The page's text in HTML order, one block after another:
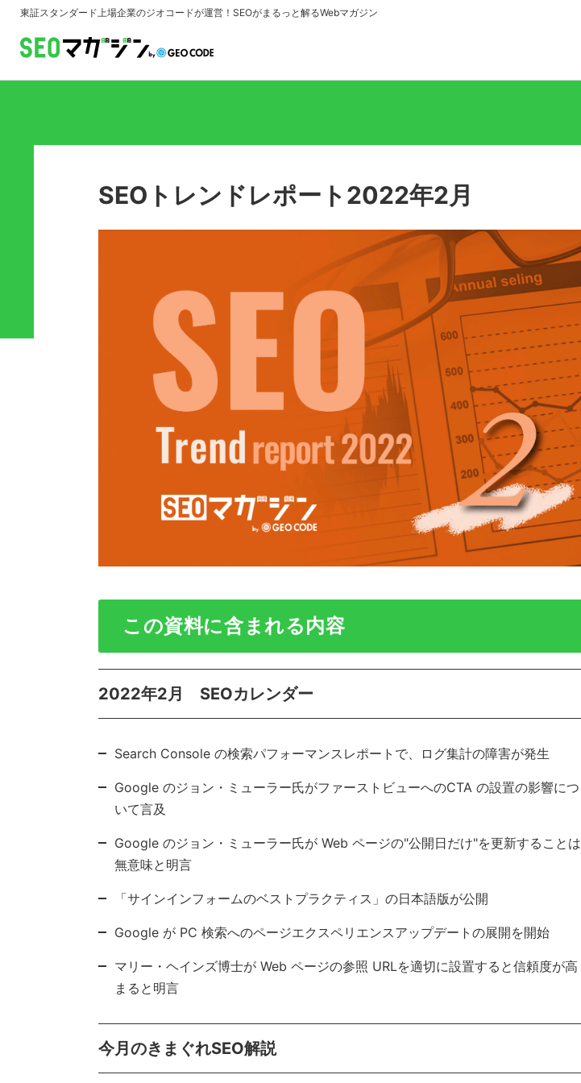
東証スタンダード上場企業のジオコードが運営！ SEOがまるっと解るWebマガジン
SEOトレンドレポート2022年2月
この資料に含まれる内容
2022年2月 SEOカレンダー
Search Console の検索パフォーマンスレポートで、ログ集計の障害が発生
Google のジョン・ミューラー氏がファーストビューへのCTA の設置の影響につ
いて言及
Google のジョン・ミューラー氏が Web ページの"公開日だけ"を更新することは
無意味と明言
「サインインフォームのベストプラクティス」の日本語版が公開
Google が PC 検索へのページエクスペリエンスアップデートの展開を開始
マリー・ヘインズ博士が Web ページの参照 URLを適切に設置すると信頼度が高
まると明言
今月のきまぐれSEO解説